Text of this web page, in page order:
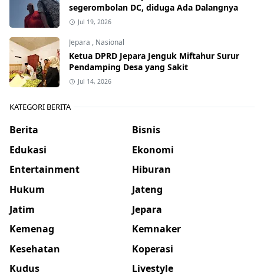
segerombolan DC, diduga Ada Dalangnya
Jul 19, 2026
Jepara , Nasional
Ketua DPRD Jepara Jenguk Miftahur Surur
Pendamping Desa yang Sakit
Jul 14, 2026
KATEGORI BERITA
Berita
Bisnis
Edukasi
Ekonomi
Entertainment
Hiburan
Hukum
Jateng
Jatim
Jepara
Kemenag
Kemnaker
Kesehatan
Koperasi
Kudus
Livestyle